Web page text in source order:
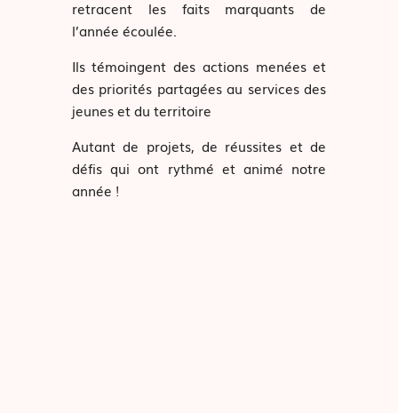
retracent les faits marquants de
l’année écoulée.
Ils témoingent des actions menées et
des priorités partagées au services des
jeunes et du territoire
Autant de projets, de réussites et de
défis qui ont rythmé et animé notre
année !